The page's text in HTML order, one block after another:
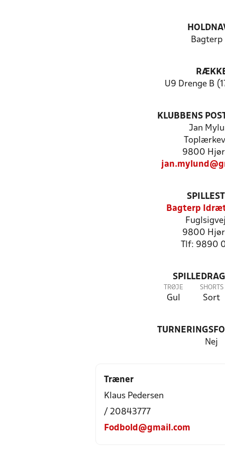
Bagterp
U9 Drenge B
KLUBBENS
Jan
9800
Bagterp
9800
Tlf: 9890
TRØJE
Gul
SHORTS
Sort
Nej
Træner
Klaus Pedersen
/ 20843777
Fodbold@gmail.com